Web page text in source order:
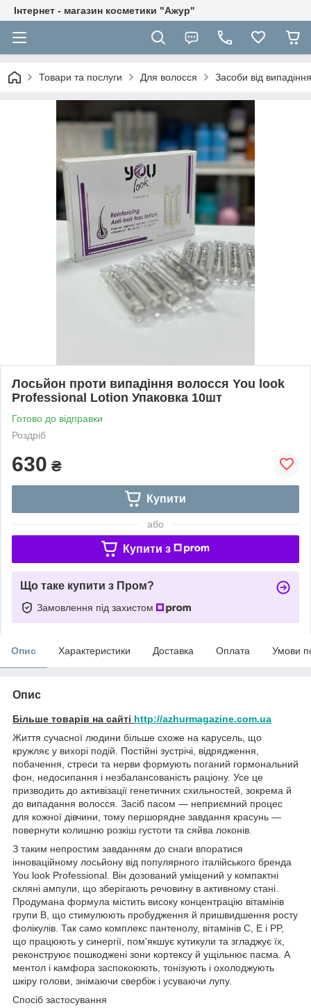
Інтернет - магазин косметики "Ажур"
Товари та послуги Для волосся Засоби від
Лосьйон проти випадіння волосся You look
Professional Lotion Упаковка 10шт
Готово до відправки
Роздріб
630 ₴
Купити
або
Купити з
Що таке купити з Пром?
Замовлення під захистом
Опис Характеристики Доставка Оплата Умови
Опис
Більше товарів на сайті http://azhurmagazine.com.ua
Життя сучасної людини більше схоже на карусель, що
кружляє у вихорі подій. Постійні зустрічі, відрядження,
побачення, стреси та нерви формують поганий гормональний
фон, недосипання і незбалансованість раціону. Усе це
призводить до активізації генетичних схильностей, зокрема й
до випадання волосся. Засіб пасом — неприємний процес
для кожної дівчини, тому першорядне завдання красунь —
повернути колишню розкіш густоти та сяйва локонів.
З таким непростим завданням до снаги впоратися
інноваційному лосьйону від популярного італійського бренда
You look Professional. Він дозований уміщений у компактні
скляні ампули, що зберігають речовину в активному стані.
Продумана формула містить високу концентрацію вітамінів
групи B, що стимулюють пробудження й пришвидшення росту
фолікулів. Так само комплекс пантенолу, вітамінів С, Е і PP,
що працюють у синергії, пом'якшує кутикули та згладжує їх,
реконструює пошкоджені зони кортексу й ущільнює пасма. А
ментол і камфора заспокоюють, тонізують і охолоджують
шкіру голови, знімаючи свербіж і усуваючи лупу.
Спосіб застосування